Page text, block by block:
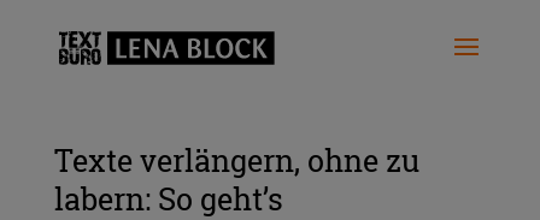
Texte verlängern, ohne zu
labern: So geht’s